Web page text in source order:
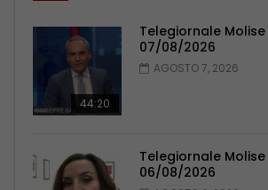
44:20
Telegiornale Molise
07/08/2026
AGOSTO 7, 2026
Telegiornale Molise
06/08/2026